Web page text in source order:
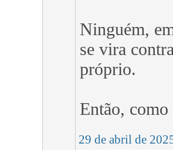
Ninguém,
se vira
próprio.
Então,
29 de abril de